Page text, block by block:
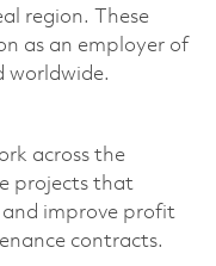
region. These
as an employer of
worldwide.
across the
projects that
and improve profit
contracts.